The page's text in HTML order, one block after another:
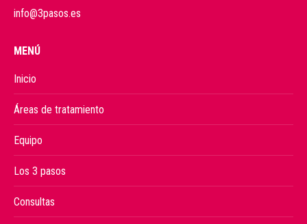
info@3pasos.es
MENÚ
Inicio
Áreas de tratamiento
Equipo
Los 3 pasos
Consultas